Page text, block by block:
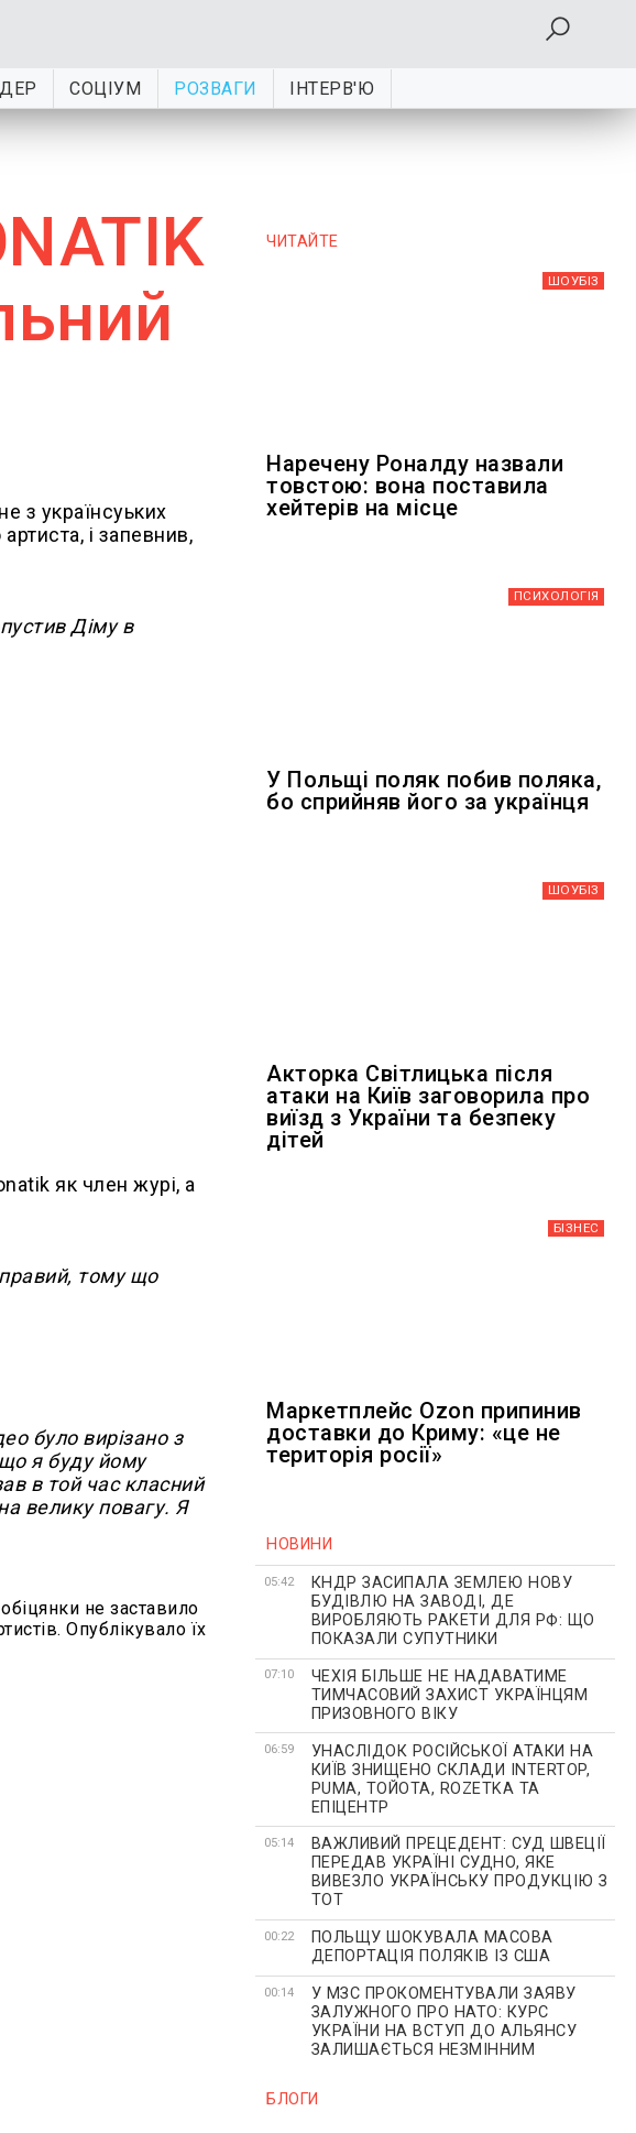
СОЦІУМ РОЗВАГИ ІНТЕРВ'Ю
з українсуьких
і запевнив,
Діму в
як член журі, а
тому що
було вирізано з
я буду йому
в той час класний
велику повагу. Я
не заставило
Опублікувало їх
ЧИТАЙТЕ
ШОУБIЗ
Наречену Роналду назвали
товстою: вона поставила
хейтерів на місце
ПСИХОЛОГІЯ
У Польщі поляк побив поляка,
бо сприйняв його за українця
ШОУБIЗ
Акторка Світлицька після
атаки на Київ заговорила про
виїзд з України та безпеку
дітей
БІЗНЕС
Маркетплейс Ozon припинив
доставки до Криму: «це не
територія росії»
НОВИНИ
05:42
КНДР ЗАСИПАЛА ЗЕМЛЕЮ НОВУ
БУДІВЛЮ НА ЗАВОДІ, ДЕ
ВИРОБЛЯЮТЬ РАКЕТИ ДЛЯ РФ: ЩО
ПОКАЗАЛИ СУПУТНИКИ
07:10
ЧЕХІЯ БІЛЬШЕ НЕ НАДАВАТИМЕ
ТИМЧАСОВИЙ ЗАХИСТ УКРАЇНЦЯМ
ПРИЗОВНОГО ВІКУ
06:59
УНАСЛІДОК РОСІЙСЬКОЇ АТАКИ НА
КИЇВ ЗНИЩЕНО СКЛАДИ INTERTOP,
PUMA, ТОЙОТА, ROZETKA ТА
ЕПІЦЕНТР
05:14
ВАЖЛИВИЙ ПРЕЦЕДЕНТ: СУД ШВЕЦІЇ
ПЕРЕДАВ УКРАЇНІ СУДНО, ЯКЕ
ВИВЕЗЛО УКРАЇНСЬКУ ПРОДУКЦІЮ З
ТОТ
00:22
ПОЛЬЩУ ШОКУВАЛА МАСОВА
ДЕПОРТАЦІЯ ПОЛЯКІВ ІЗ США
00:14
У МЗС ПРОКОМЕНТУВАЛИ ЗАЯВУ
ЗАЛУЖНОГО ПРО НАТО: КУРС
УКРАЇНИ НА ВСТУП ДО АЛЬЯНСУ
ЗАЛИШАЄТЬСЯ НЕЗМІННИМ
БЛОГИ